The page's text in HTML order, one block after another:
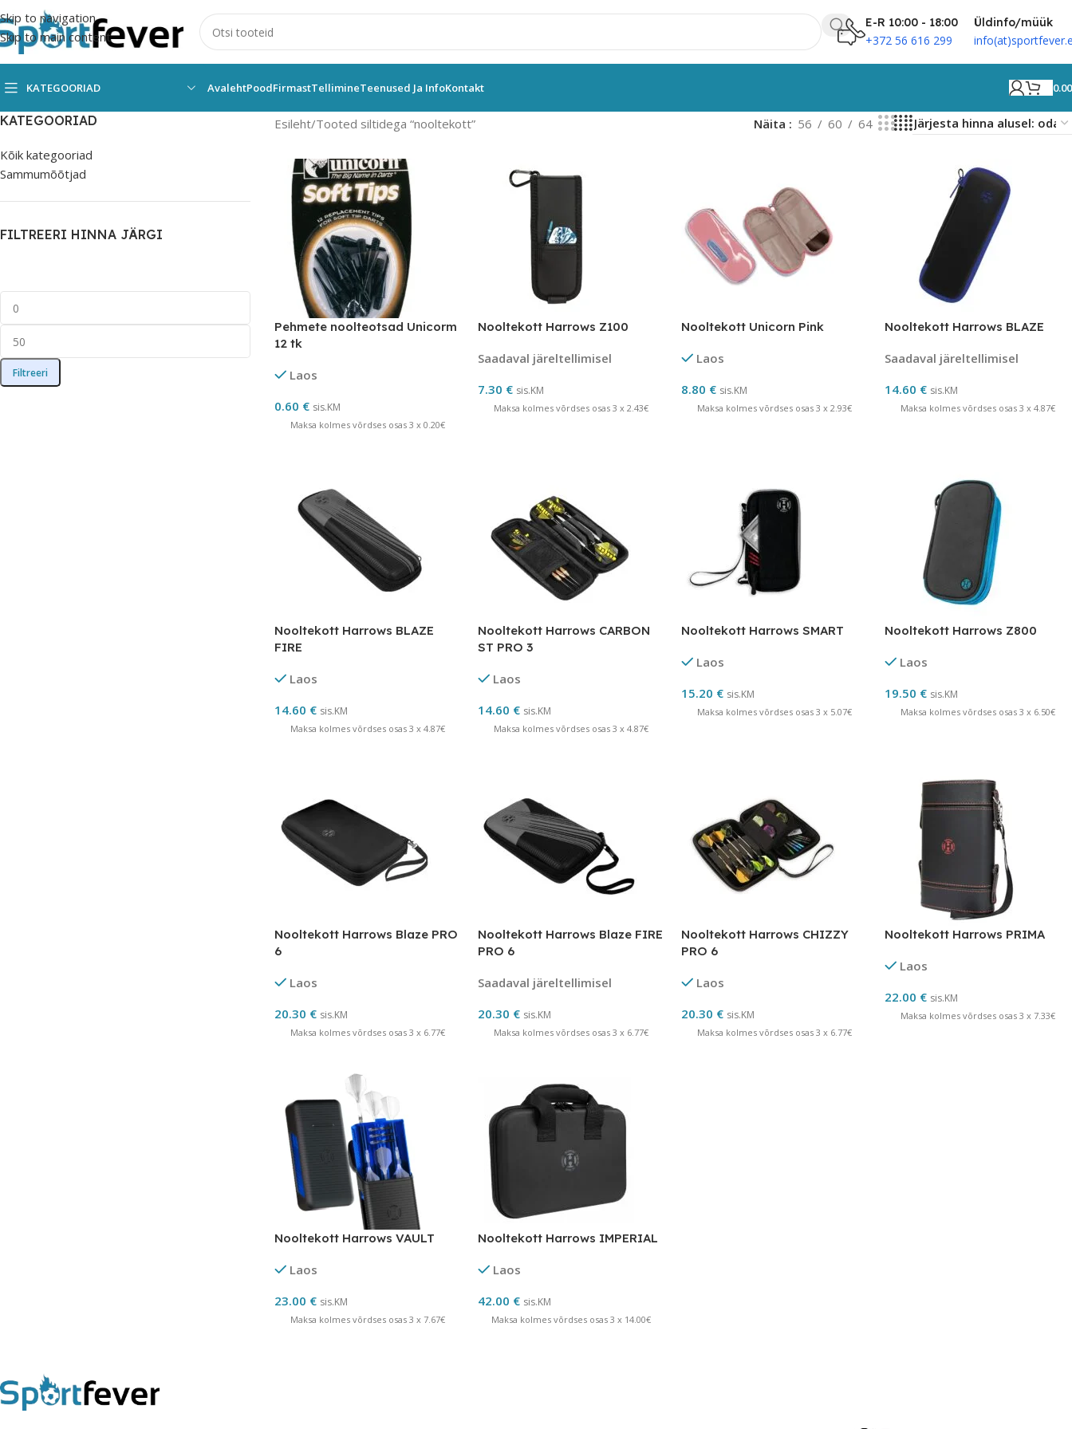
Skip to navigation
Skip to main content
E-R 10:00 - 18:00
+372 56 616 299
Üldinfo/müük
KATEGOORIAD AvalehtPoodFirmastTellimineTeenused Ja InfoKontakt
KATEGOORIAD
Kõik kategooriad
Sammumõõtjad
FILTREERI HINNA JÄRGI
Filtreeri
Esileht Tooted siltidega “nooltekott” Näita 56 60 64
Pehmete noolteotsad Unicorm
12 tk
Laos
0.60 € sis.KM
Maksa kolmes võrdses osas 3 x 0.20€
Nooltekott Harrows Z100
Saadaval järeltellimisel
7.30 € sis.KM
Maksa kolmes võrdses osas 3 x 2.43€
Nooltekott Unicorn Pink
Laos
8.80 € sis.KM
Maksa kolmes võrdses osas 3 x 2.93€
Nooltekott Harrows BLAZE
Saadaval järeltellimisel
14.60 € sis.KM
Maksa kolmes võrdses osas 3 x 4.87€
Nooltekott Harrows BLAZE
FIRE
Laos
14.60 € sis.KM
Maksa kolmes võrdses osas 3 x 4.87€
Nooltekott Harrows CARBON
ST PRO 3
Laos
14.60 € sis.KM
Maksa kolmes võrdses osas 3 x 4.87€
Nooltekott Harrows SMART
Laos
15.20 € sis.KM
Maksa kolmes võrdses osas 3 x 5.07€
Nooltekott Harrows Z800
Laos
19.50 € sis.KM
Maksa kolmes võrdses osas 3 x 6.50€
Nooltekott Harrows Blaze PRO
6
Laos
20.30 € sis.KM
Maksa kolmes võrdses osas 3 x 6.77€
Nooltekott Harrows Blaze FIRE
PRO 6
Saadaval järeltellimisel
20.30 € sis.KM
Maksa kolmes võrdses osas 3 x 6.77€
Nooltekott Harrows CHIZZY
PRO 6
Laos
20.30 € sis.KM
Maksa kolmes võrdses osas 3 x 6.77€
Nooltekott Harrows PRIMA
Laos
22.00 € sis.KM
Maksa kolmes võrdses osas 3 x 7.33€
Nooltekott Harrows VAULT
Laos
23.00 € sis.KM
Maksa kolmes võrdses osas 3 x 7.67€
Nooltekott Harrows IMPERIAL
Laos
42.00 € sis.KM
Maksa kolmes võrdses osas 3 x 14.00€